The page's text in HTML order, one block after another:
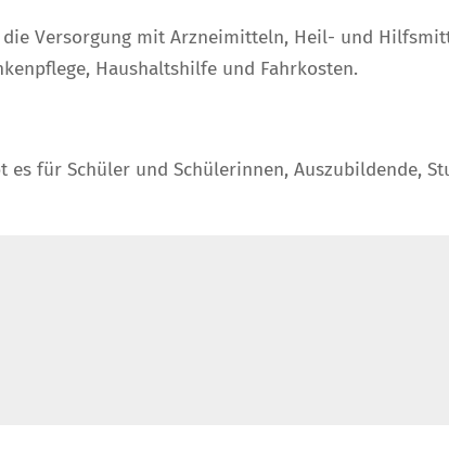
Versorgung mit Arzneimitteln, Heil- und
Haushaltshilfe und Fahrkosten.
für Schüler und Schülerinnen, Auszubildende,